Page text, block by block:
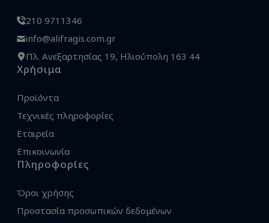
210 9711346
info@alifragis.com.gr
Πλ. Ανεξαρτησίας 19, Ηλιούπολη 163 44
Χρήσιμα
Προϊόντα
Τεχνικές πληροφορίες
Εταιρεία
Επικοινωνία
Πληροφορίες
Όροι χρήσης
Προστασία προσωπικών δεδομένων